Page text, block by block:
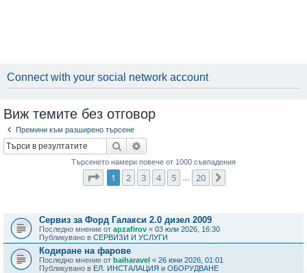
Connect with your social network account
Виж темите без отговор
Премини към разширено търсене
Търсене
Търсенето намери повече от 1000 съвпадения
Страница1 от
1 2 3 4 5 20
Сервиз за Форд Галакси 2.0 дизел 2009
Последно мнение от apzafirov « 03 юли 2026, 16:30
Публикувано в СЕРВИЗИ И УСЛУГИ
Кодиране на фарове
Последно мнение от baiharavel « 26 юни 2026, 01:01
Публикувано в ЕЛ. ИНСТАЛАЦИЯ и ОБОРУДВАНЕ